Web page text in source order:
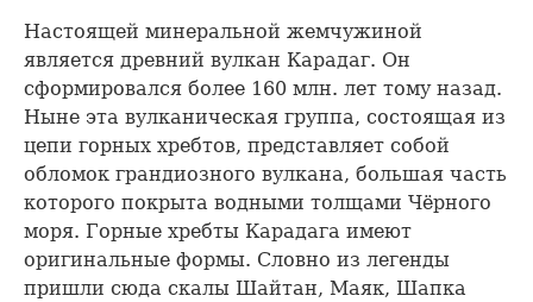
Настоящей минеральной жемчужиной
является древний вулкан Карадаг. Он
сформировался более 160 млн. лет тому назад.
Ныне эта вулканическая группа, состоящая из
цепи горных хребтов, представляет собой
обломок грандиозного вулкана, большая часть
которого покрыта водными толщами Чёрного
моря. Горные хребты Карадага имеют
оригинальные формы. Словно из легенды
пришли сюда скалы Шайтан, Маяк, Шапка